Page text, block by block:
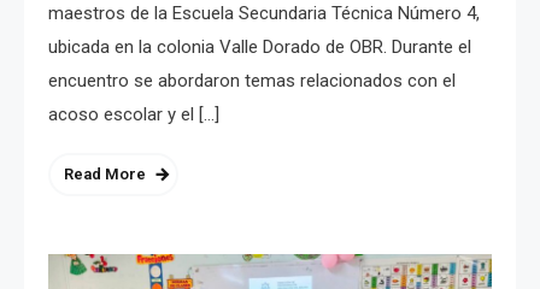
maestros de la Escuela Secundaria Técnica Número 4,
ubicada en la colonia Valle Dorado de OBR. Durante el
encuentro se abordaron temas relacionados con el
acoso escolar y el […]
Read More